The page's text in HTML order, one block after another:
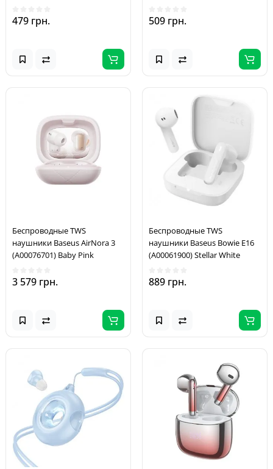
479 грн. 509 грн.
Беспроводные TWS
наушники Baseus AirNora 3
(A00076701) Baby Pink
3 579 грн.
Беспроводные TWS
наушники Baseus Bowie E16
(A00061900) Stellar White
889 грн.